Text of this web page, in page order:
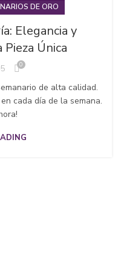
DE ORO
Elegancia y
Única
0
de alta calidad.
cada día de la semana.